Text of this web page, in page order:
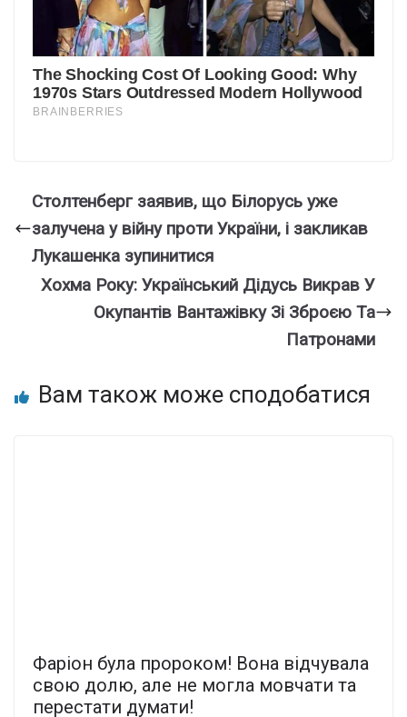
Столтенберг заявив, що Білорусь уже
залучена у війну проти України, і закликав
Лукашенка зупинитися
Хохма Року: Український Дідусь Викрав У
Окупантів Вантажівку Зі Зброєю Та
Патронами
Вам також може сподобатися
Фаріон була пророком! Вона відчувала
свою долю, але не могла мовчати та
перестати думати!